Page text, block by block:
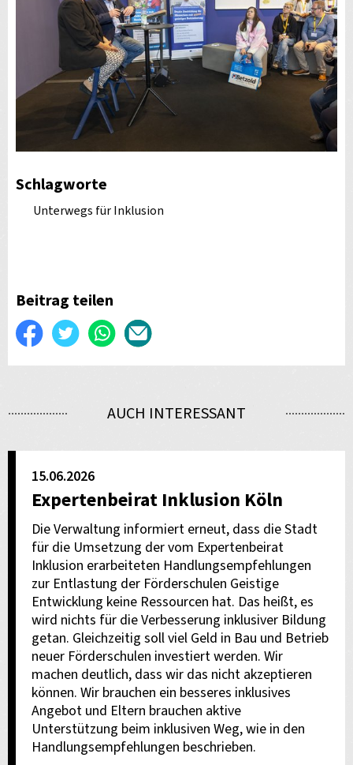
Schlagworte
Unterwegs für Inklusion
Beitrag teilen
Auf
Twittern WhatsApp
versenden
AUCH INTERESSANT
15.06.2026
Expertenbeirat Inklusion Köln
Die Verwaltung informiert erneut, dass die Stadt
für die Umsetzung der vom Expertenbeirat
Inklusion erarbeiteten Handlungsempfehlungen
zur Entlastung der Förderschulen Geistige
Entwicklung keine Ressourcen hat. Das heißt, es
wird nichts für die Verbesserung inklusiver Bildung
getan. Gleichzeitig soll viel Geld in Bau und Betrieb
neuer Förderschulen investiert werden. Wir
machen deutlich, dass wir das nicht akzeptieren
können. Wir brauchen ein besseres inklusives
Angebot und Eltern brauchen aktive
Unterstützung beim inklusiven Weg, wie in den
Handlungsempfehlungen beschrieben.